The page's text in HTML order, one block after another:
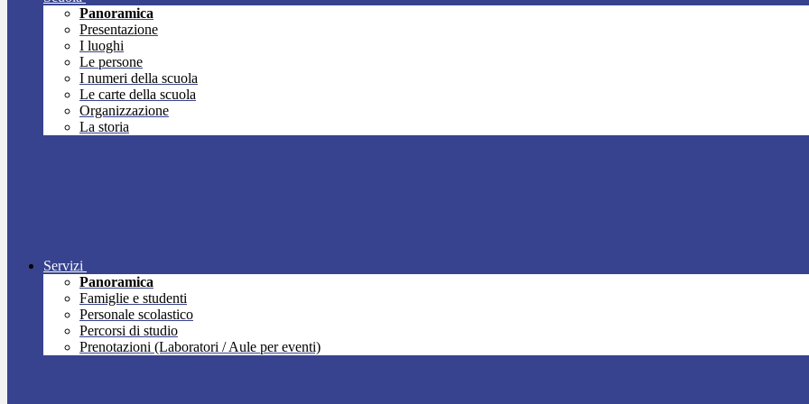
Panoramica
Presentazione
I luoghi
Le persone
I numeri della scuola
Le carte della scuola
Organizzazione
La storia
Servizi
Panoramica
Famiglie e studenti
Personale scolastico
Percorsi di studio
Prenotazioni (Laboratori / Aule per eventi)